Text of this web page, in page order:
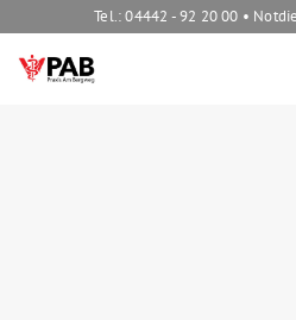
Tel.: 04442 - 92 20 00 •